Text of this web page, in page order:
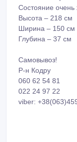
Состояние
Высота – 218 см
Ширина – 150 см
Глубина – 37 см
Самовывоз!
Р-н Кодру
060 62 54 81
022 24 97 22
viber: